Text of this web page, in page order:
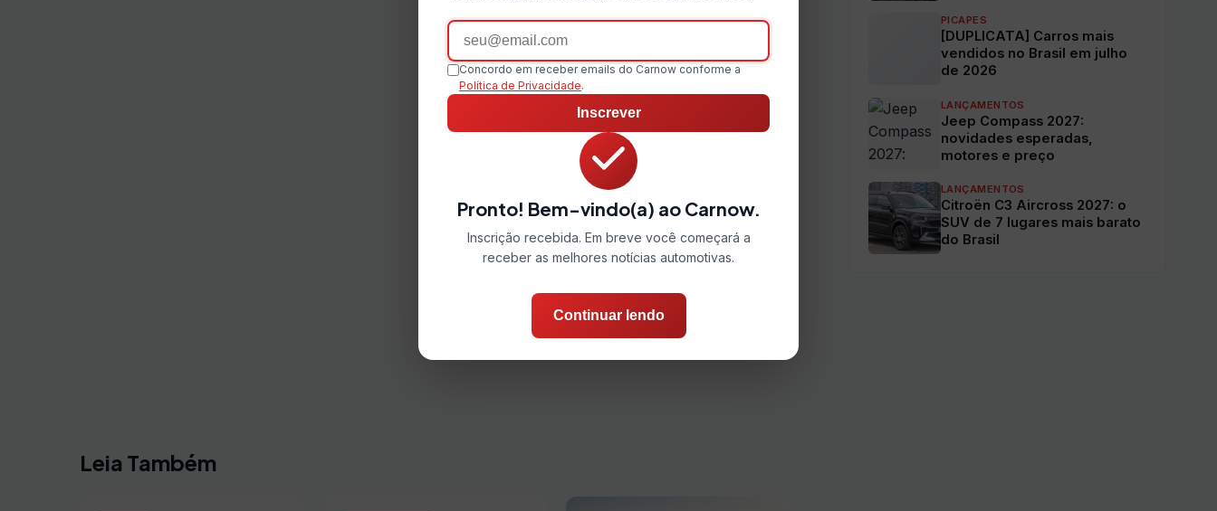
Leia Também
PICAPES
[DUPLICATA] Carros mais
vendidos no Brasil em julho
de 2026
LANÇAMENTOS
Jeep Compass 2027:
novidades esperadas,
motores e preço
LANÇAMENTOS
Citroën C3 Aircross 2027: o
SUV de 7 lugares mais barato
do Brasil
Email
Concordo em receber emails do Carnow conforme a
Política de Privacidade.
Inscrever
Pronto! Bem-vindo(a) ao Carnow.
Inscrição recebida. Em breve você começará a
receber as melhores notícias automotivas.
Continuar lendo